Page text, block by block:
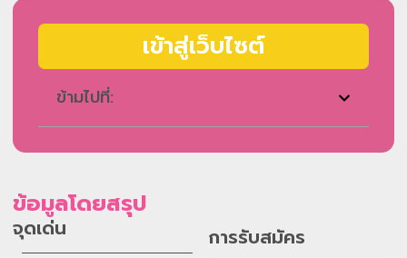
เข้าสู่เว็บไซต์
ข้ามไปที่:
ข้อมูลโดยสรุป
จุดเด่น การรับสมัคร